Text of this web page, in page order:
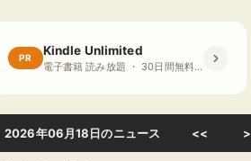
PR Kindle Unlimited
電子書籍 読み放題 ・ 30日間無料体験
2026年06月18日のニュース <<